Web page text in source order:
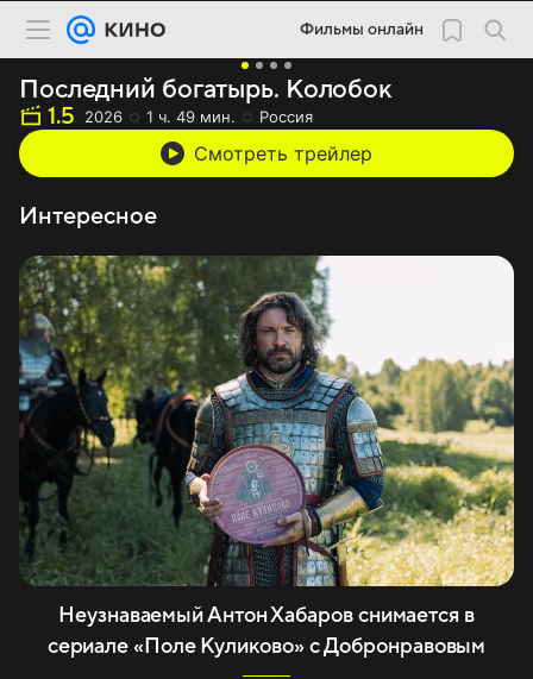
Фильмы онлайн
Последний богатырь. Колобок
1.5 2026 1 ч. 49 мин. Россия
Смотреть трейлер
Интересное
Неузнаваемый Антон Хабаров снимается в
сериале «Поле Куликово» с Добронравовым